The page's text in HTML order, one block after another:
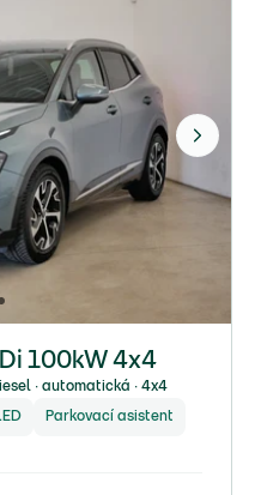
100kW 4x4
∙ automatická ∙ 4x4
Parkovací asistent